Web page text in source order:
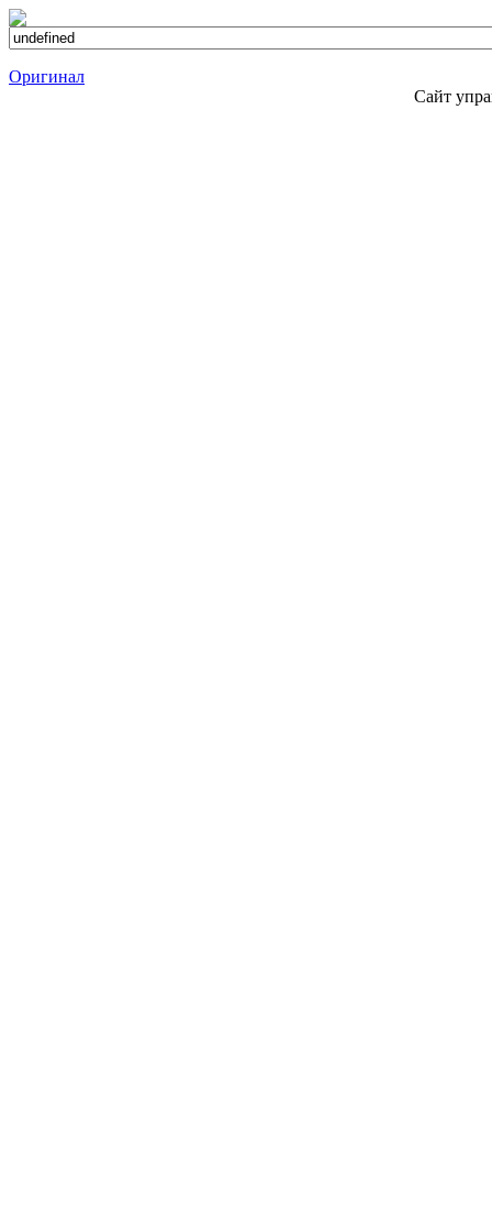
Оригинал
Сайт